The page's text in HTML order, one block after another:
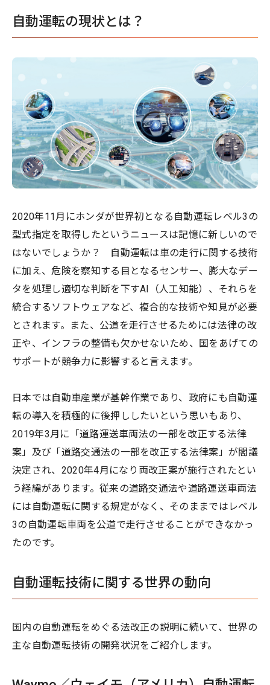
自動運転の現状とは？
2020年11月にホンダが世界初となる自動運転レベル3の
型式指定を取得したというニュースは記憶に新しいので
はないでしょうか？ 自動運転は車の走行に関する技術
に加え、危険を察知する目となるセンサー、膨大なデー
タを処理し適切な判断を下すAI（人工知能）、それらを
統合するソフトウェアなど、複合的な技術や知見が必要
とされます。また、公道を走行させるためには法律の改
正や、インフラの整備も欠かせないため、国をあげての
サポートが競争力に影響すると言えます。
日本では自動車産業が基幹作業であり、政府にも自動運
転の導入を積極的に後押ししたいという思いもあり、
2019年3月に「道路運送車両法の一部を改正する法律
案」及び「道路交通法の一部を改正する法律案」が閣議
決定され、2020年4月になり両改正案が施行されたとい
う経緯があります。従来の道路交通法や道路運送車両法
には自動運転に関する規定がなく、そのままではレベル
3の自動運転車両を公道で走行させることができなかっ
たのです。
自動運転技術に関する世界の動向
国内の自動運転をめぐる法改正の説明に続いて、世界の
主な自動運転技術の開発状況をご紹介します。